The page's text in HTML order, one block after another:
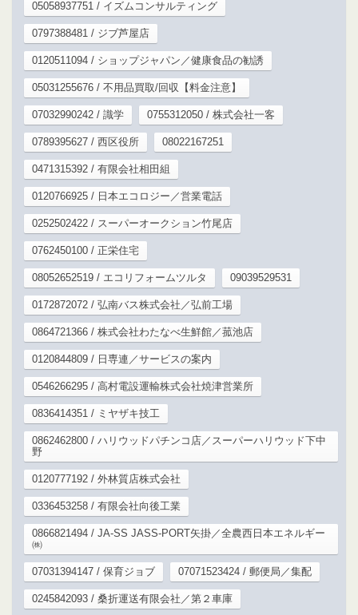
05058937751 / イズムコンサルティング
0797388481 / ジブ芦屋店
0120511094 / ショップジャパン／健康食品の勧誘
05031255676 / 不用品買取/回収【料金注意】
07032990242 / 識学 0755312050 / 株式会社一客
0789395627 / 西区役所 08022167251
0471315392 / 有限会社相田組
0120766925 / 日本エコロジー／営業電話
0252502422 / スーパーオークション竹尾店
0762450100 / 正栄住宅
08052652519 / エコリフォームツルタ 09039529531
0172872072 / 弘南バス株式会社／弘前工場
0864721366 / 株式会社わたなべ生鮮館／菰池店
0120844809 / 日専連／サービスの案内
0546266295 / 高村電設運輸株式会社焼津営業所
0836414351 / ミヤザキ技工
0862462800 / ハリウッドパチンコ店／スーパーハリウッド下中
野
0120777192 / 外林質店株式会社
0336453258 / 有限会社向後工業
0866821494 / JA-SS JASS-PORT矢掛／全農西日本エネルギー
㈱
07031394147 / 保育ジョブ 07071523424 / 郵便局／集配
0245842093 / 桑折運送有限会社／第２車庫